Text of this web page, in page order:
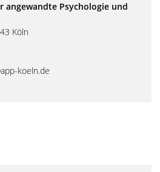
angewandte Psychologie und
Köln
koeln.de